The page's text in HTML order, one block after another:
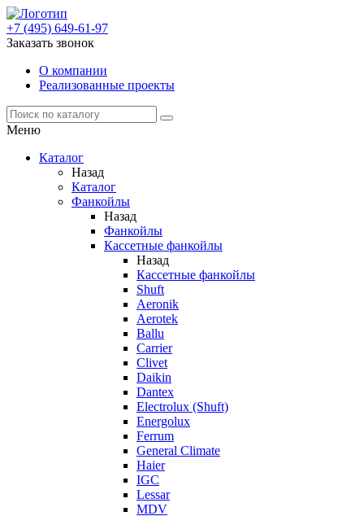
+7 (495) 649-61-97
Заказать звонок
О компании
Реализованные проекты
Меню
Каталог
Назад
Каталог
Фанкойлы
Назад
Фанкойлы
Кассетные фанкойлы
Назад
Кассетные фанкойлы
Shuft
Aeronik
Aerotek
Ballu
Carrier
Clivet
Daikin
Dantex
Electrolux (Shuft)
Energolux
Ferrum
General Climate
Haier
IGC
Lessar
MDV